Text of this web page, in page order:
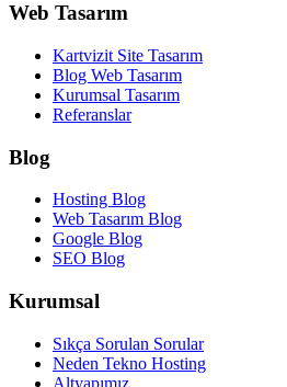
Web Tasarım
Kartvizit Site Tasarım
Blog Web Tasarım
Kurumsal Tasarım
Referanslar
Blog
Hosting Blog
Web Tasarım Blog
Google Blog
SEO Blog
Kurumsal
Sıkça Sorulan Sorular
Neden Tekno Hosting
Altyapımız